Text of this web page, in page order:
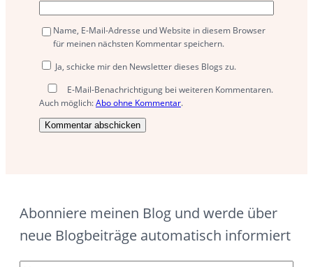
Name, E-Mail-Adresse und Website in diesem Browser
für meinen nächsten Kommentar speichern.
Ja, schicke mir den Newsletter dieses Blogs zu.
E-Mail-Benachrichtigung bei weiteren Kommentaren.
Auch möglich:Abo ohne Kommentar.
Abonniere meinen Blog und werde über
neue Blogbeiträge automatisch informiert